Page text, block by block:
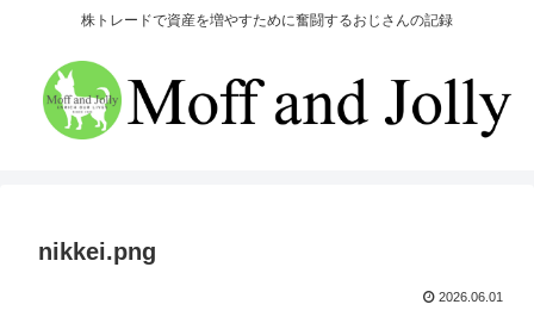
株トレードで資産を増やすために奮闘するおじさんの記録
nikkei.png
2026.06.01